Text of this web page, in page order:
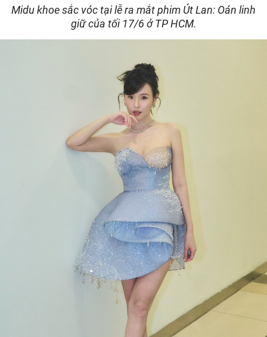
Midu khoe sắc vóc tại lễ ra mắt phim Út Lan: Oán linh
giữ của tối 17/6 ở TP HCM.